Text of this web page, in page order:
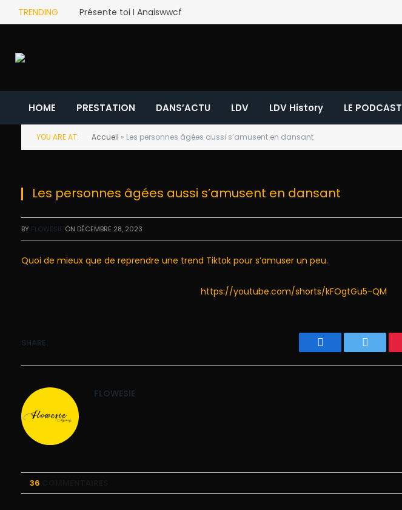
TRENDING Présente toi I Anaiswwcf
HOME PRESTATION DANS’ACTU LDV LDV History LE PODCAST
YOU ARE AT: Accueil » Les personnes âgées aussi s’amusent en dansant
Les personnes âgées aussi s’amusent en dansant
BY FLOWESIE ON DÉCEMBRE 28, 2023
Quoi de mieux que de reprendre une trend Tiktok pour s’amuser un peu.
https://youtube.com/shorts/kFOgtGu5-QM
SHARE.
Facebook Twitter
FLOWESIE
36